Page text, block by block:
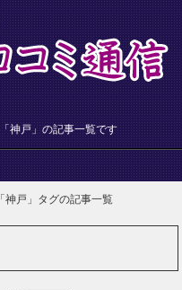
神戸」の記事一覧です
「神戸」タグの記事一覧